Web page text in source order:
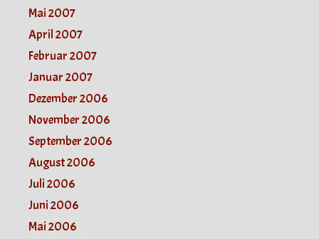
Mai 2007
April 2007
Februar 2007
Januar 2007
Dezember 2006
November 2006
September 2006
August 2006
Juli 2006
Juni 2006
Mai 2006